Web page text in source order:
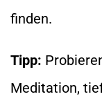
finden.
Tipp:
Meditation,